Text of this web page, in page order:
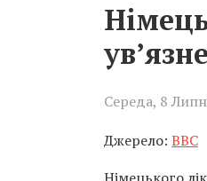
Середа, 8
Джерело: BBC